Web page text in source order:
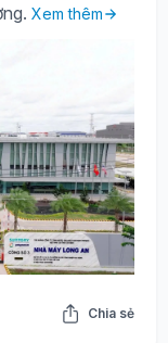
Xem thêm
Chia sẻ